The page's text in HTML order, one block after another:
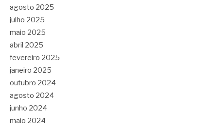
agosto 2025
julho 2025
maio 2025
abril 2025
fevereiro 2025
janeiro 2025
outubro 2024
agosto 2024
junho 2024
maio 2024